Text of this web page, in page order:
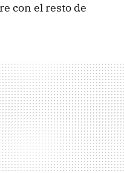
con el resto de